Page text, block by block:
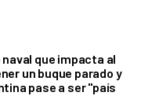
que impacta al
un buque parado y
pase a ser "país